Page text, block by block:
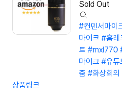
Sold Out
#컨덴서마이
마이크 #홈레
트 #mxl770
마이크 #유튜
줌 #화상회의
상품링크